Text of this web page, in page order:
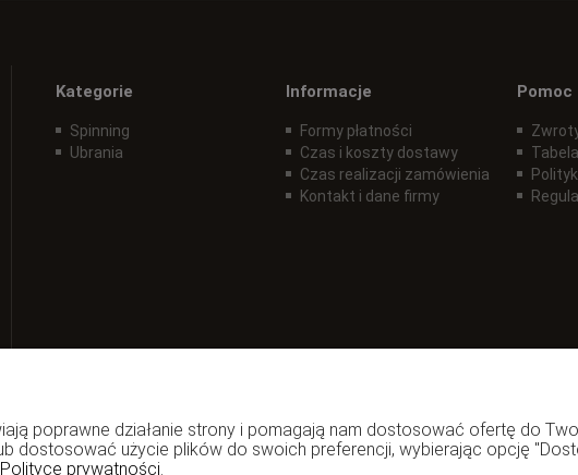
Kategorie
Spinning
Ubrania
Informacje
Formy płatności
Czas i koszty dostawy
Czas realizacji zamówienia
Kontakt i dane firmy
Pomoc
poprawne działanie strony i pomagają nam dostosować ofertę do
dostosować użycie plików do swoich preferencji, wybierając opcję
prywatności.